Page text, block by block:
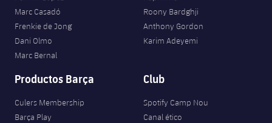
Jugadores
Calendario
Clasificaciones
Noticias
Voleibol masculino
Voleibol femenino
Apúntate a las amateurs
plusicon
más
Carnet de las Secciones Amateurs
PLUSICON
MÁS
League of Legends
VALORANT Rising
Marc Casadó
Frenkie de Jong
Dani Olmo
Marc Bernal
Roony Bardghji
Anthony Gordon
Karim Adeyemi
Productos Barça
Culers Membership
Barça Play
Club
Spotify Camp Nou
Canal ético